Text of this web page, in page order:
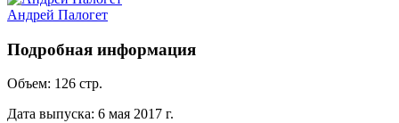
Андрей Палогет
Подробная информация
Объем: 126 стр.
Дата выпуска: 6 мая 2017 г.